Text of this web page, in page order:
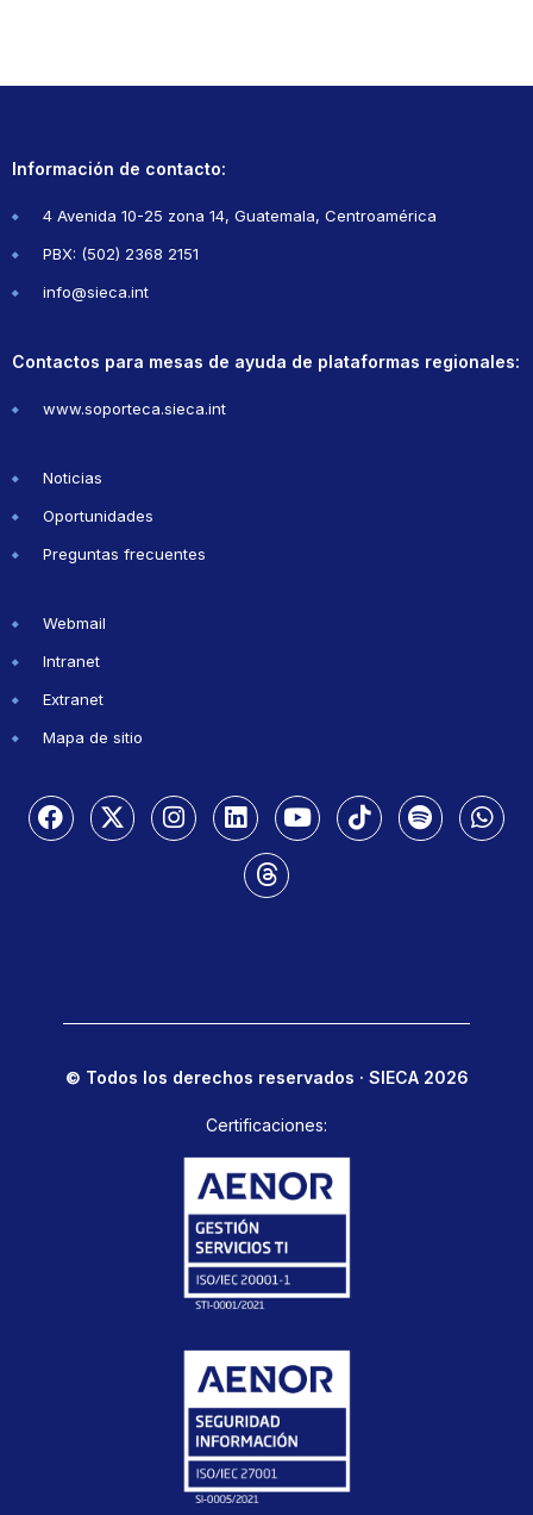
Información de contacto:
4 Avenida 10-25 zona 14, Guatemala, Centroamérica
PBX: (502) 2368 2151
info@sieca.int
Contactos para mesas de ayuda de plataformas regionales:
www.soporteca.sieca.int
Noticias
Oportunidades
Preguntas frecuentes
Webmail
Intranet
Extranet
Mapa de sitio
© Todos los derechos reservados · SIECA 2026
Certificaciones: